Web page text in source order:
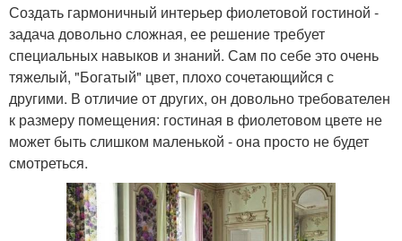
Создать гармоничный интерьер фиолетовой гостиной -
задача довольно сложная, ее решение требует
специальных навыков и знаний. Сам по себе это очень
тяжелый, "Богатый" цвет, плохо сочетающийся с
другими. В отличие от других, он довольно требователен
к размеру помещения: гостиная в фиолетовом цвете не
может быть слишком маленькой - она просто не будет
смотреться.